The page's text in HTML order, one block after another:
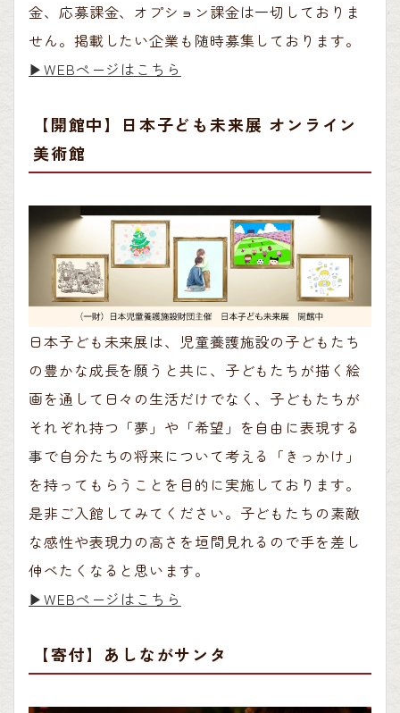
金、応募課金、オプション課金は一切しておりま
せん。掲載したい企業も随時募集しております。
▶︎WEBページはこちら
【開館中】日本子ども未来展 オンライン
美術館
日本子ども未来展は、児童養護施設の子どもたち
の豊かな成長を願うと共に、子どもたちが描く絵
画を通して日々の生活だけでなく、子どもたちが
それぞれ持つ「夢」や「希望」を自由に表現する
事で自分たちの将来について考える「きっかけ」
を持ってもらうことを目的に実施しております。
是非ご入館してみてください。子どもたちの素敵
な感性や表現力の高さを垣間見れるので手を差し
伸べたくなると思います。
▶︎WEBページはこちら
【寄付】あしながサンタ